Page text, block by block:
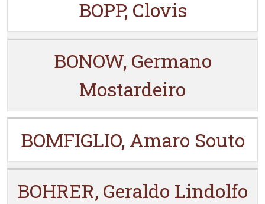
BOPP, Clovis
BONOW, Germano
Mostardeiro
BOMFIGLIO, Amaro Souto
BOHRER, Geraldo Lindolfo